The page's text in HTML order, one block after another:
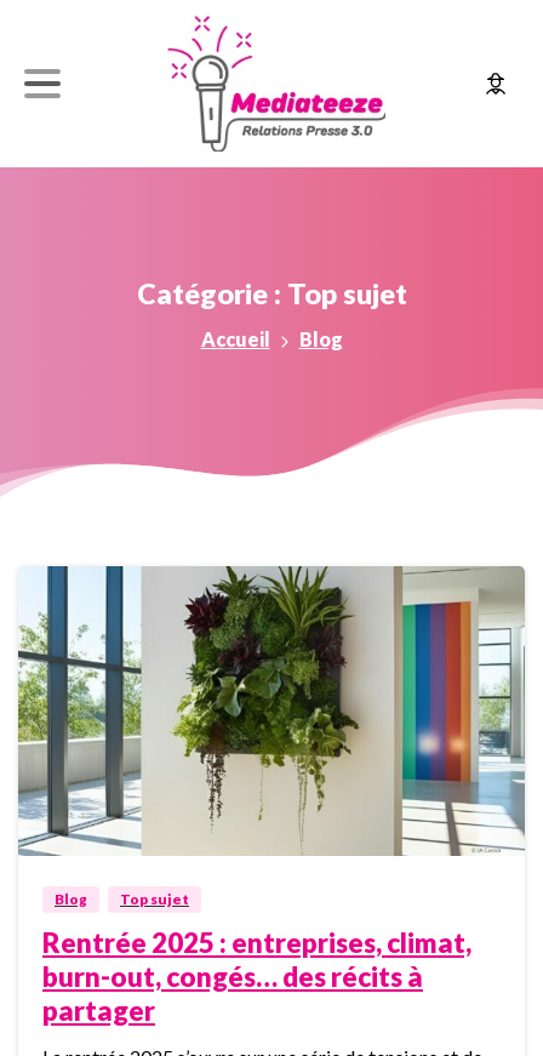
Catégorie : Topsujet
Accueil Blog
0
Blog Top sujet
Rentrée 2025 : entreprises, climat,
burn-out, congés… des récits à
partager